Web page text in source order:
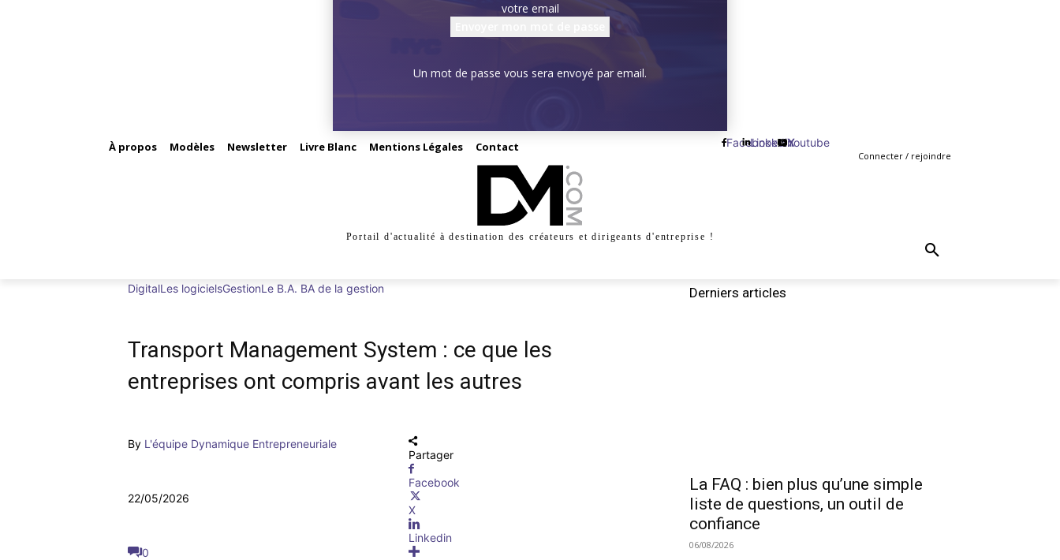
votre email
Un mot de passe vous sera envoyé par email.
À propos Modèles Newsletter Livre Blanc Mentions Légales Contact Facebook
Linkedin
X
Youtube
Connecter / rejoindre
Portail d'actualité à destination des créateurs et dirigeants d'entreprise !
DigitalLes logicielsGestionLe B.A. BA de la gestion
Transport Management System : ce que les
entreprises ont compris avant les autres
By L'équipe Dynamique Entrepreneuriale
22/05/2026
0
Partager
Facebook
X
Linkedin
Derniers articles
La FAQ : bien plus qu’une simple
liste de questions, un outil de
confiance
06/08/2026